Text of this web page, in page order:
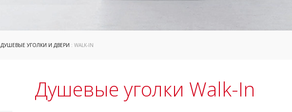
ДУШЕВЫЕ УГОЛКИ И ДВЕРИ : WALK-IN
Душевые уголки Walk-In